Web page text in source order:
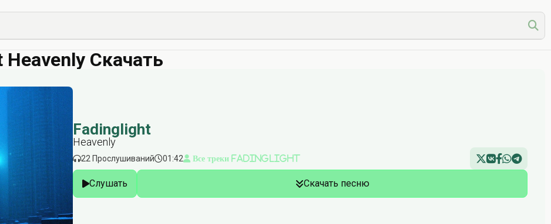
Heavenly Скачать
Fadinglight
Heavenly
22 Прослушиваний 01:42 Все треки Fadinglight
Слушать Скачать песню